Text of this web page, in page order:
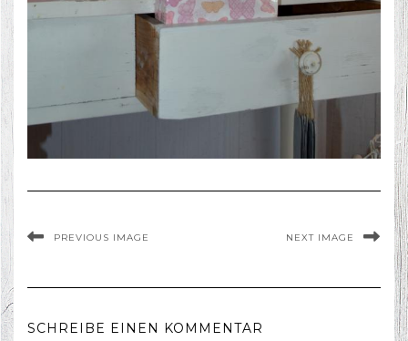
PREVIOUS IMAGE NEXT IMAGE
SCHREIBE EINEN KOMMENTAR